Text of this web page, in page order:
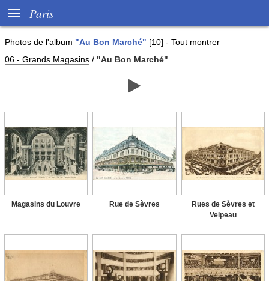
 Paris
Photos de l'album "Au Bon Marché" [10] - Tout montrer
06 - Grands Magasins / "Au Bon Marché"

Magasins du Louvre Rue de Sèvres
Rues de Sèvres et
Velpeau